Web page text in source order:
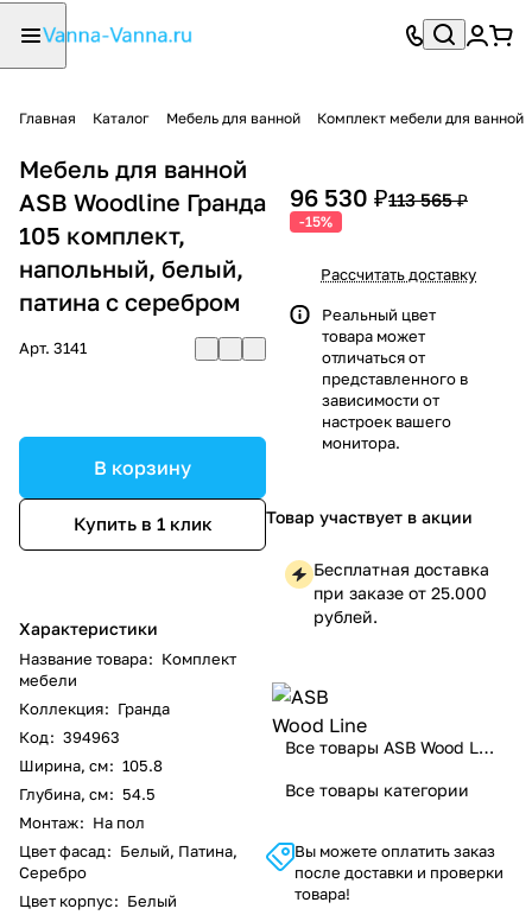
Главная Каталог Мебель для ванной Комплект мебели для ванной
Мебель для ванной
ASB Woodline Гранда
105 комплект,
напольный, белый,
патина с серебром
Арт. 3141
В корзину
Купить в 1 клик
Характеристики
Название товара: Комплект
мебели
Коллекция: Гранда
Код: 394963
Ширина, см: 105.8
Глубина, см: 54.5
Монтаж: На пол
Цвет фасад: Белый, Патина,
Серебро
Цвет корпус: Белый
96 530 ₽113 565 ₽
-15%
Рассчитать доставку
Реальный цвет
товара может
отличаться от
представленного в
зависимости от
настроек вашего
монитора.
Товар участвует в акции
Бесплатная доставка
при заказе от 25.000
рублей.
Все товары ASB Wood Line
Все товары категории
Вы можете оплатить заказ
после доставки и проверки
товара!